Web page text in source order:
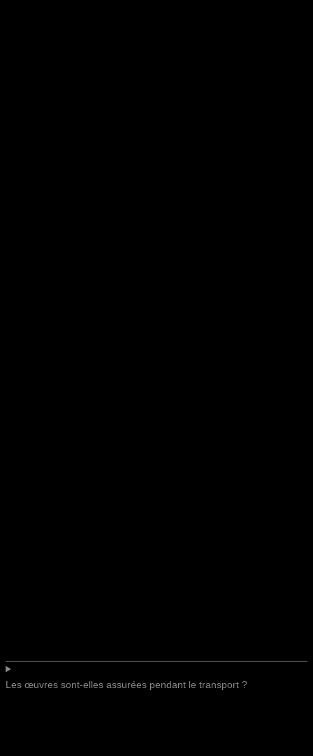
Les œuvres sont-elles assurées pendant le transport ?